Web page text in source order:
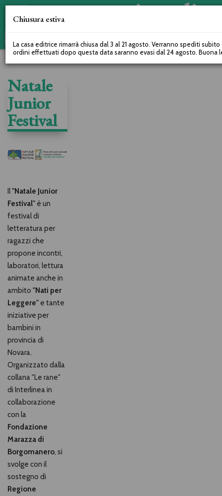
Natale
Junior
Festival
Il"Natale Junior
Festival" è un
festival di
letteratura per
ragazzi che
propone incontri,
laboratori, lettura
animate anche in
ambito "Nati per
Leggere" e tante
iniziative per
bambini in
provincia di
Novara.
Organizzato dalla
collana "Le rane"
di Interlinea in
collaborazione
con la
Fondazione
Marazza di
Borgomanero, si
svolge con il
sostegno di
Regione
Chiusura estiva
La casa editrice rimarrà chiusa dal 3 al 21 agosto. Verranno spediti
ordini effettuati dopo questa data saranno evasi dal 24 agosto. Buona